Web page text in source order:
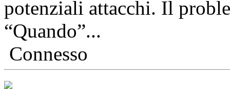
potenziali attacchi. Il
“Quando”...
Connesso